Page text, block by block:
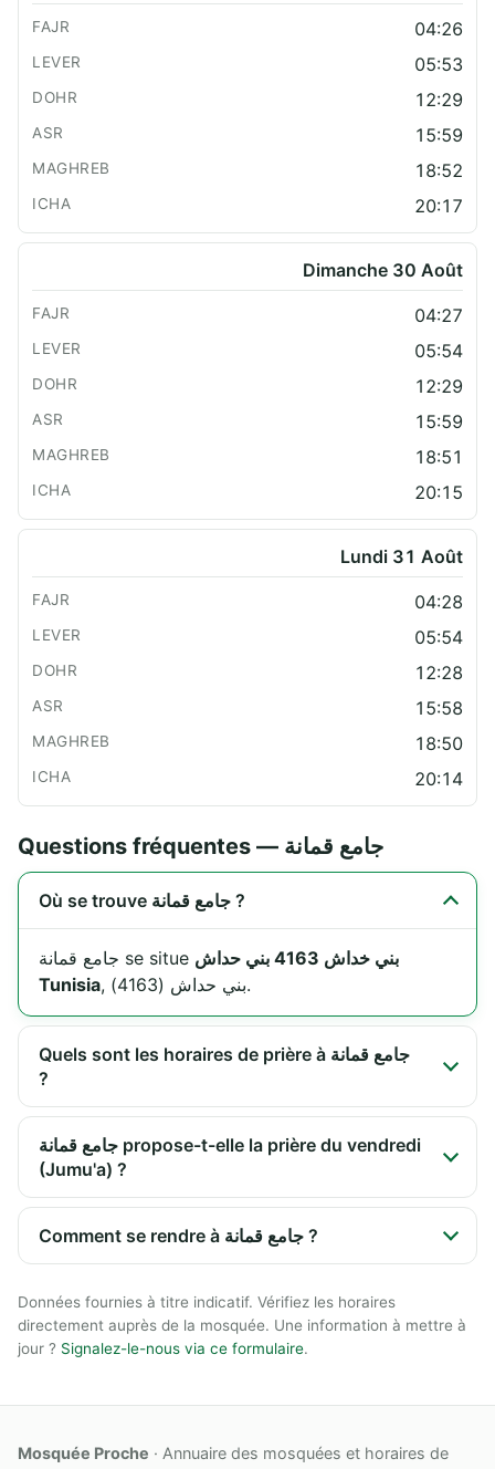
04:26
05:53
12:29
15:59
18:52
20:17
Dimanche 30 Août
04:27
05:54
12:29
15:59
18:51
20:15
Lundi 31 Août
04:28
05:54
12:28
15:58
18:50
20:14
Questions fréquentes — جامع قمانة
Où se trouve جامع قمانة ?
جامع قمانة se situe بني خداش 4163 بني حداش
Tunisia
, بني حداش (4163).
Quels sont les horaires de prière à جامع قمانة
?
جامع قمانة propose-t-elle la prière du vendredi
(Jumu'a) ?
Comment se rendre à جامع قمانة ?
Données fournies à titre indicatif. Vérifiez les horaires
directement auprès de la mosquée. Une information à mettre à
jour ? Signalez-le-nous via ce formulaire.
Mosquée Proche · Annuaire des mosquées et horaires de